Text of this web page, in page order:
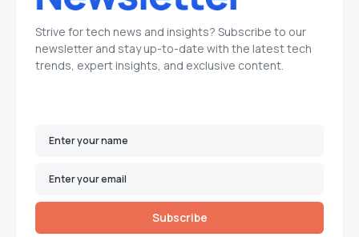
Strive for tech news and insights? Subscribe to our
newsletter and stay up-to-date with the latest tech
trends, expert insights, and exclusive content.
Subscribe